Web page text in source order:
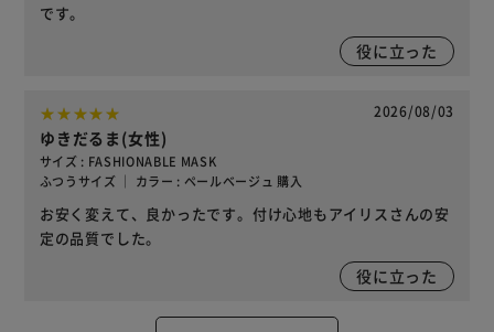
です。
役に立った
2026/08/03
ゆきだるま(女性)
サイズ : FASHIONABLE MASK
ふつうサイズ ｜ カラー : ペールベージュ 購入
お安く変えて、良かったです。付け心地もアイリスさんの安
定の品質でした。
役に立った